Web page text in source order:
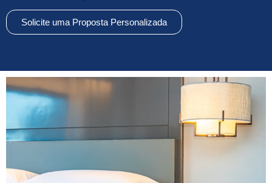
Solicite uma Proposta Personalizada